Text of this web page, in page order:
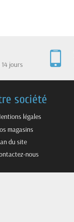
jours
société
légales
magasins
du site
nous